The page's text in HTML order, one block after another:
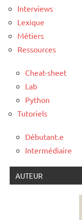
Interviews
Lexique
Métiers
Ressources
Cheat-sheet
Lab
Python
Tutoriels
Débutant.e
Intermédiaire
AUTEUR